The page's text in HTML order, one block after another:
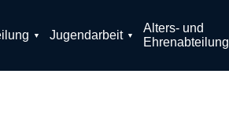
Jugendarbeit
Alters- und
Ehrenabteilung